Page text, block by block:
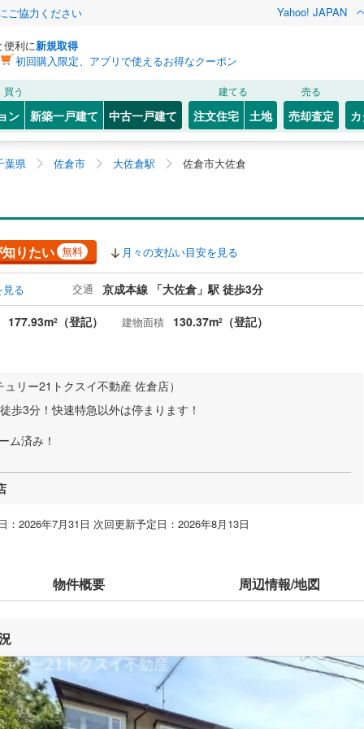
ご協力ください Yahoo! JAPAN
便利に新規取得
初回購入限定、アプリで使えるお得なクーポン
買う
ン 新築一戸建て 中古一戸建て
建てる
注文住宅 土地
売る
売却査定
葉県 佐倉市 大佐倉駅 佐倉市大佐倉
りたい 無料 月々の支払い目安を見る
る 交通
京成本線 「大佐倉」駅 徒歩3分
177.93m2 （登記） 建物面積 130.37m2 （登記）
リー21トクスイ不動産 佐倉店）
歩3分！快速特急以外は停まります！
ム済み！
2026年7月31日 次回更新予定日：2026年8月13日
物件概要 周辺情報/地図